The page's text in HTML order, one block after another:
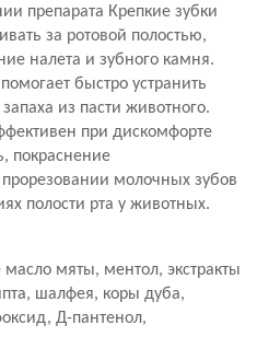
препарата Крепкие зубки
за ротовой полостью,
налета и зубного камня.
быстро устранить
из пасти животного.
при дискомфорте
покраснение
молочных зубов
полости рта у животных.
масло мяты, ментол, экстракты
шалфея, коры дуба,
Д-пантенол,